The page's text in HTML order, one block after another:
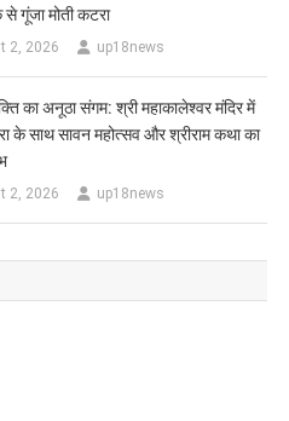
से गूंजा मोती कटरा
2, 2026 up18news
का अनूठा संगम: श्री महाकालेश्वर मंदिर में
के साथ सावन महोत्सव और श्रीराम कथा का
2, 2026 up18news